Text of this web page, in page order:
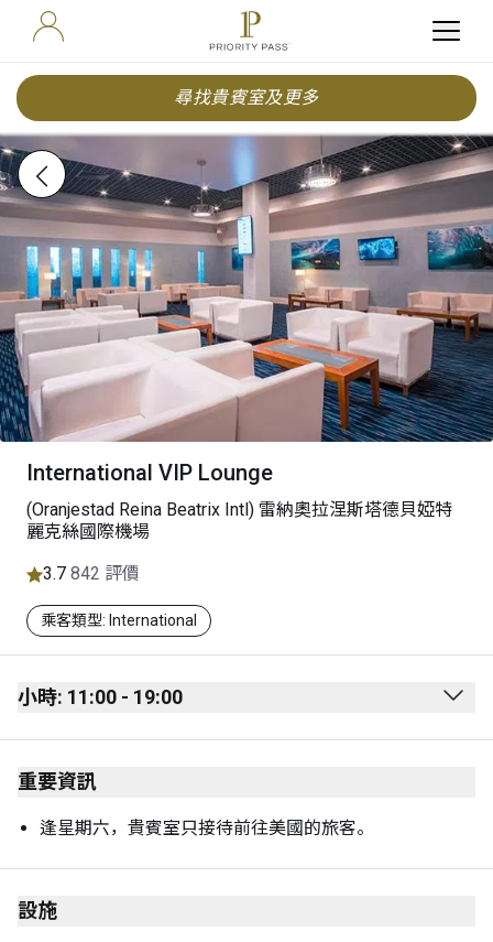
尋找貴賓室及更多
International VIP Lounge
(Oranjestad Reina Beatrix Intl) 雷納奧拉涅斯塔德貝婭特
麗克絲國際機場
3.7 842 評價
乘客類型: International
小時: 11:00 - 19:00
Monday 11:00 - 19:00
Tuesday
Wednesday
Friday
重要資訊
逢星期六，貴賓室只接待前往美國的旅客。
設施